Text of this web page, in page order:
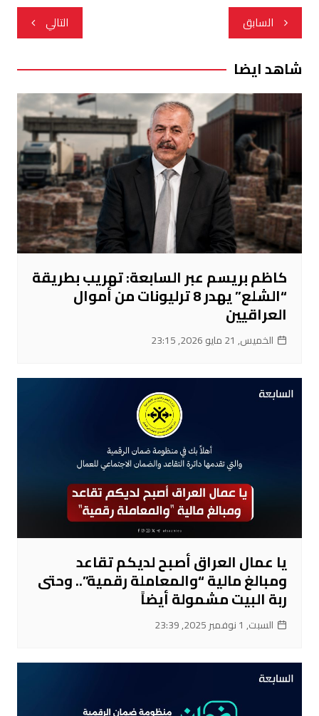
تصفّح
المقالات
السابق التالي
شاهد ايضا
كاظم بريسم عبر السابعة: تهريب بطريقة
“الشلع” يهدر 8 ترليونات من أموال
العراقيين
الخميس, 21 مايو 2026, 23:15
يا عمال العراق أصبح لديكم تقاعد
ومبالغ مالية “والمعاملة رقمية”.. وحتى
ربة البيت مشمولة أيضاً
السبت, 1 نوفمبر 2025, 23:39